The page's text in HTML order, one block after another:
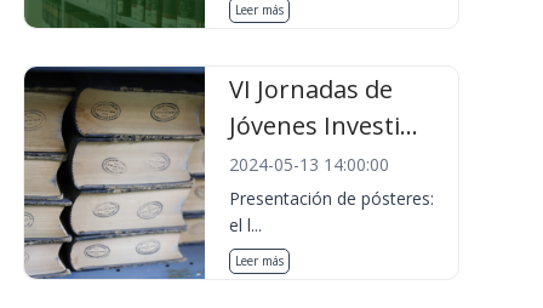
Leer más
VI Jornadas de
Jóvenes Investi...
2024-05-13 14:00:00
Presentación de pósteres:
el l...
Leer más